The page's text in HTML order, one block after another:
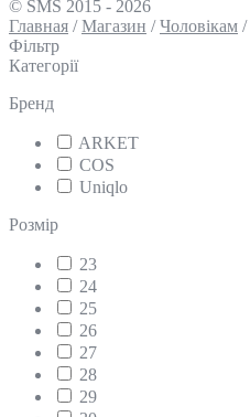
© SMS 2015 - 2026
Главная /Магазин /Чоловікам /
Фільтр
Категорії
Бренд
ARKET
COS
Uniqlo
Розмір
23
24
25
26
27
28
29